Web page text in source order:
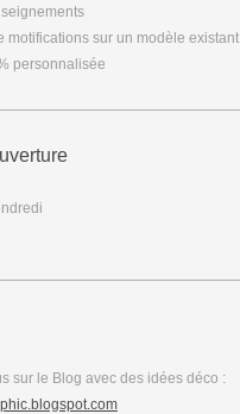
motifications sur un modèle existant
personnalisée
sur le Blog avec des idées déco :